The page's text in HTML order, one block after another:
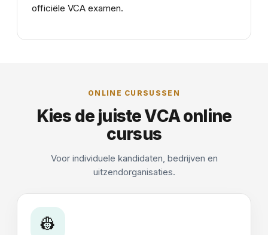
officiële VCA examen.
ONLINE CURSUSSEN
Kies de juiste VCA online
cursus
Voor individuele kandidaten, bedrijven en
uitzendorganisaties.
👷